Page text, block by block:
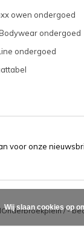
owen ondergoed
ondergoed
ondergoed
voor onze
Onderbroekplein /-
Wij slaan cookies op